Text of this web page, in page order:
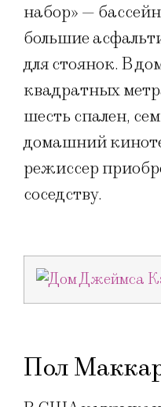
набор» —
большие
для стоянок. В
квадратных
шесть спален,
домашний
режиссер
соседству.
Пол